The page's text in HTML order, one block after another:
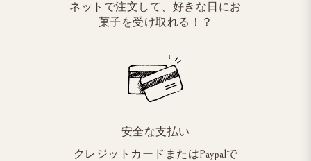
ネットで注文して、好きな日にお
菓子を受け取れる！？
安全な支払い
クレジットカードまたはPaypalで